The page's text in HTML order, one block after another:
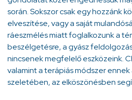
során. Sokszor csak egy hozzánk
elveszítése, vagy a saját
ráeszmélés miatt foglalkozunk a
beszélgetésre, a gyász
nincsenek megfelelő eszközeink.
valamint a terápiás módszer
szeletében, az elköszönésben